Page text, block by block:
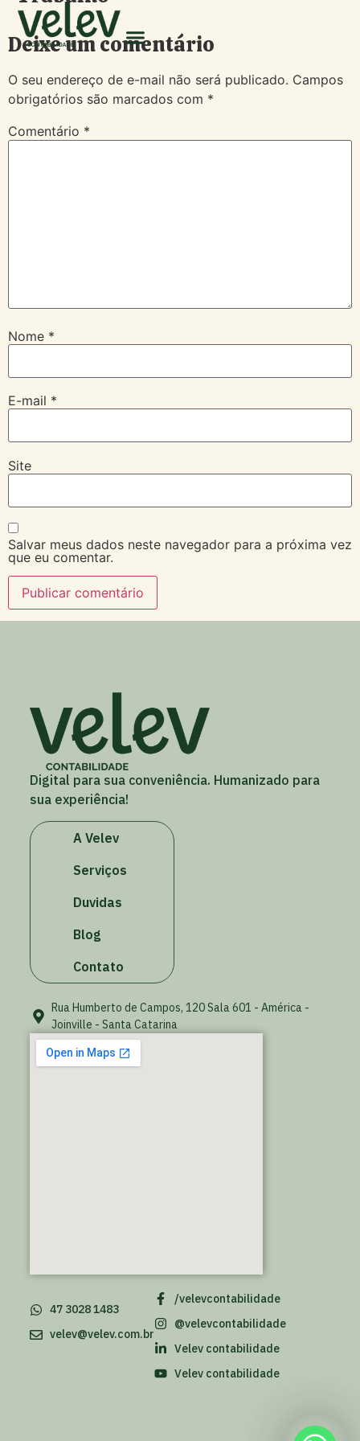
Deixe um comentário
O seu endereço de e-mail não será publicado. Campos
obrigatórios são marcados com *
Comentário *
Nome *
E-mail *
Site
Salvar meus dados neste navegador para a próxima vez
que eu comentar.
Digital para sua conveniência. Humanizado para
sua experiência!
A Velev
Serviços
Duvidas
Blog
Contato
Rua Humberto de Campos, 120 Sala 601 - América -
Joinville - Santa Catarina
/velevcontabilidade
@velevcontabilidade
Velev contabilidade
Velev contabilidade
47 3028 1483
velev@velev.com.br